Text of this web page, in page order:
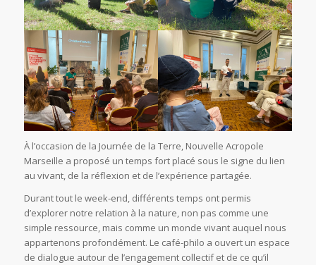
À l’occasion de la Journée de la Terre, Nouvelle Acropole
Marseille a proposé un temps fort placé sous le signe du lien
au vivant, de la réflexion et de l’expérience partagée.
Durant tout le week-end, différents temps ont permis
d’explorer notre relation à la nature, non pas comme une
simple ressource, mais comme un monde vivant auquel nous
appartenons profondément. Le café-philo a ouvert un espace
de dialogue autour de l’engagement collectif et de ce qu’il